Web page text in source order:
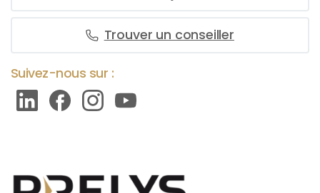
Trouver un conseiller
Suivez-nous sur :